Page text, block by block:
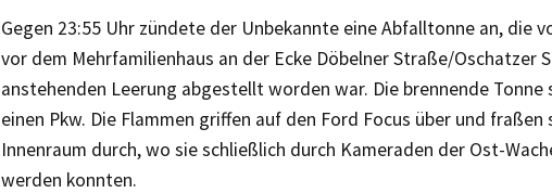
Gegen 23:55 Uhr zündete der Unbekannte eine Abfalltonne an, die
vor dem Mehrfamilienhaus an der Ecke Döbelner Straße/Oschatzer
anstehenden Leerung abgestellt worden war. Die brennende Tonne
einen Pkw. Die Flammen griffen auf den Ford Focus über und fraßen
Innenraum durch, wo sie schließlich durch Kameraden der Ost-
werden konnten.